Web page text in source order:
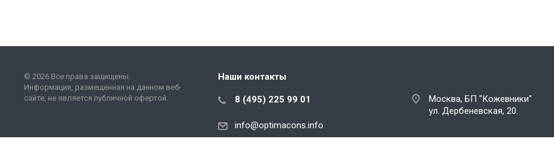
© 2026 Все права защищены.
Информация, размещенная на данном веб-
сайте, не является публичной офертой.
Наши контакты
8 (495) 225 99 01
info@optimacons.info
Москва, БП "Кожевники"
ул. Дербеневская, 20.